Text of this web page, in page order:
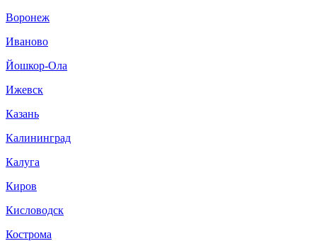
Воронеж
Иваново
Йошкор-Ола
Ижевск
Казань
Калининград
Калуга
Киров
Кисловодск
Кострома